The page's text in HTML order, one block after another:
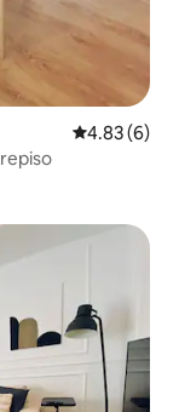
Calificación
4.83 (6)